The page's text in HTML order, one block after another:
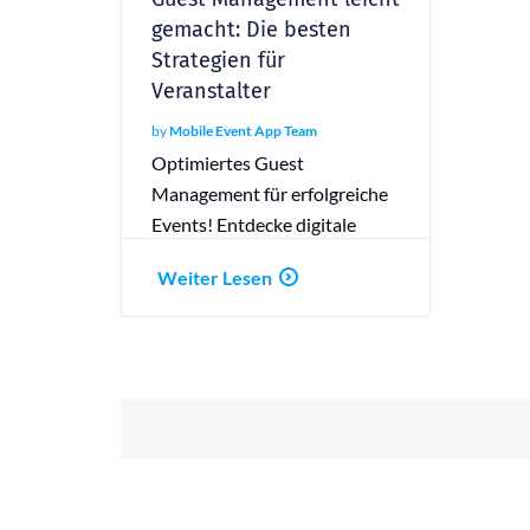
gemacht: Die besten
Strategien für
Veranstalter
byMobile Event App Team
Optimiertes Guest
Management für erfolgreiche
Events! Entdecke digitale
reibungsloses Gästeerlebnis.
Weiter Lesen